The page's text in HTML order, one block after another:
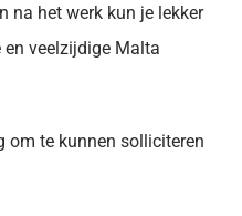
na het werk kun je lekker
en veelzijdige Malta
om te kunnen solliciteren